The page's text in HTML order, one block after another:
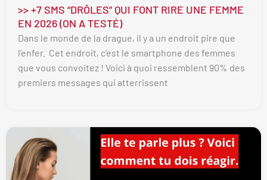
>> +7 SMS “DRÔLES” QUI FONT RIRE UNE FEMME
EN 2026 (ON A TESTÉ)
Dans le monde de la drague, il y a un endroit pire que
l’enfer. Cet endroit, c’est le smartphone des femmes
que vous convoitez ! Voici à quoi ressemblent 90% des
premiers messages qui atterrissent